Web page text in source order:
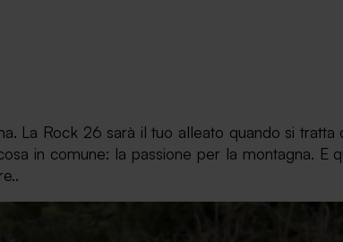
La Rock 26 sarà il tuo alleato quando si
in comune: la passione per la montagna.